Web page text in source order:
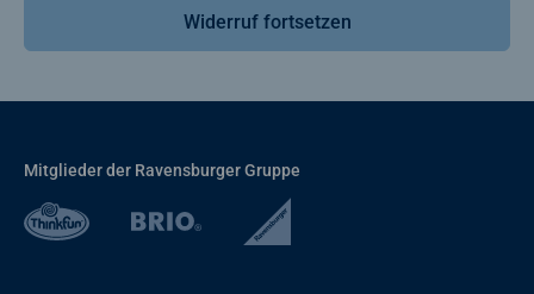
Widerruf fortsetzen
Mitglieder der Ravensburger Gruppe